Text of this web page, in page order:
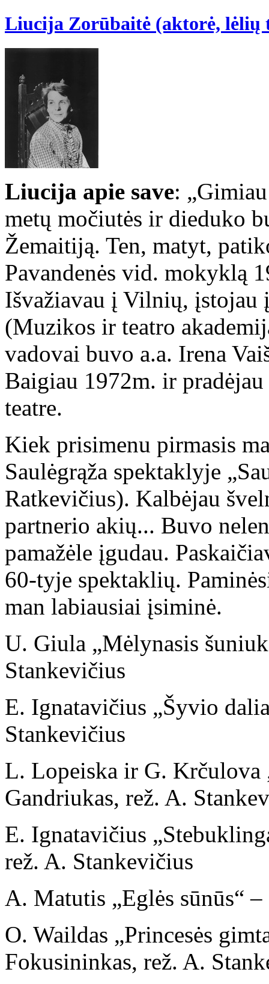
Liucija Zorūbaitė (aktorė, lėlių
Liucija apie save:
metų močiutės ir dieduko
Žemaitiją. Ten, matyt,
Pavandenės vid. mokyklą
Išvažiavau į Vilnių, įstojau
(Muzikos ir teatro
vadovai buvo a.a. Irena
Baigiau 1972m. ir
teatre.
Kiek prisimenu pirmasis
Saulėgrąža spektaklyje
Ratkevičius). Kalbėjau
partnerio akių... Buvo
pamažėle įgudau.
60-tyje spektaklių.
man labiausiai įsiminė.
U. Giula „Mėlynasis
Stankevičius
E. Ignatavičius „Šyvio
Stankevičius
L. Lopeiska ir G. Krčulova
Gandriukas, rež. A.
E. Ignatavičius
rež. A. Stankevičius
A. Matutis „Eglės sūnūs“
O. Waildas „Princesės
Fokusininkas, rež. A.